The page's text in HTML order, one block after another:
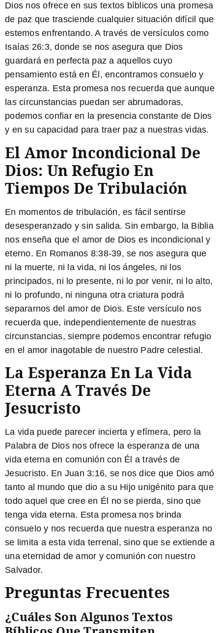
Dios nos ofrece en sus textos bíblicos una promesa
de paz que trasciende cualquier situación difícil que
estemos enfrentando. A través de versículos como
Isaías 26:3, donde se nos asegura que Dios
guardará en perfecta paz a aquellos cuyo
pensamiento está en Él, encontramos consuelo y
esperanza. Esta promesa nos recuerda que aunque
las circunstancias puedan ser abrumadoras,
podemos confiar en la presencia constante de Dios
y en su capacidad para traer paz a nuestras vidas.
El Amor Incondicional De
Dios: Un Refugio En
Tiempos De Tribulación
En momentos de tribulación, es fácil sentirse
desesperanzado y sin salida. Sin embargo, la Biblia
nos enseña que el amor de Dios es incondicional y
eterno. En Romanos 8:38-39, se nos asegura que
ni la muerte, ni la vida, ni los ángeles, ni los
principados, ni lo presente, ni lo por venir, ni lo alto,
ni lo profundo, ni ninguna otra criatura podrá
separarnos del amor de Dios. Este versículo nos
recuerda que, independientemente de nuestras
circunstancias, siempre podemos encontrar refugio
en el amor inagotable de nuestro Padre celestial.
La Esperanza En La Vida
Eterna A Través De
Jesucristo
La vida puede parecer incierta y efímera, pero la
Palabra de Dios nos ofrece la esperanza de una
vida eterna en comunión con Él a través de
Jesucristo. En Juan 3:16, se nos dice que Dios amó
tanto al mundo que dio a su Hijo unigénito para que
todo aquel que cree en Él no se pierda, sino que
tenga vida eterna. Esta promesa nos brinda
consuelo y nos recuerda que nuestra esperanza no
se limita a esta vida terrenal, sino que se extiende a
una eternidad de amor y comunión con nuestro
Salvador.
Preguntas Frecuentes
¿Cuáles Son Algunos Textos